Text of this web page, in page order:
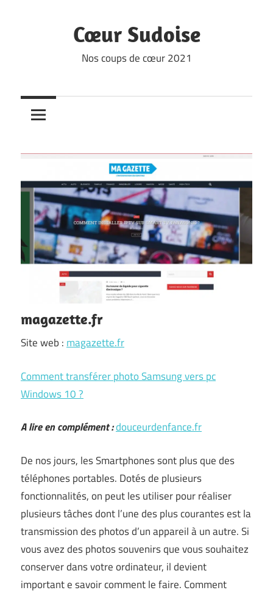
Cœur Sudoise
Nos coups de cœur 2021
magazette.fr
Site web : magazette.fr
Comment transférer photo Samsung vers pc
Windows 10 ?
A lire en complément :douceurdenfance.fr
De nos jours, les Smartphones sont plus que des
téléphones portables. Dotés de plusieurs
fonctionnalités, on peut les utiliser pour réaliser
plusieurs tâches dont l’une des plus courantes est la
transmission des photos d’un appareil à un autre. Si
vous avez des photos souvenirs que vous souhaitez
conserver dans votre ordinateur, il devient
important e savoir comment le faire. Comment